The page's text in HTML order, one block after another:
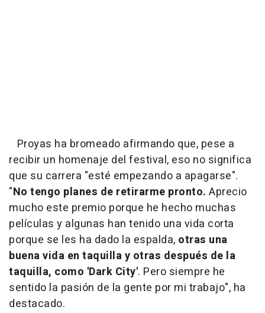
Proyas ha bromeado afirmando que, pese a
recibir un homenaje del festival, eso no significa
que su carrera "esté empezando a apagarse".
"No tengo planes de retirarme pronto. Aprecio
mucho este premio porque he hecho muchas
películas y algunas han tenido una vida corta
porque se les ha dado la espalda, otras una
buena vida en taquilla y otras después de la
taquilla, como 'Dark City'. Pero siempre he
sentido la pasión de la gente por mi trabajo", ha
destacado.